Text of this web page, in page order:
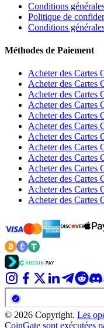
Conditions
Politique de
Conditions
Méthodes de Paiement
Acheter des Cartes
Acheter des Cartes
Acheter des Cartes
Acheter des Cartes
Acheter des Cartes
Acheter des Cartes
Acheter des Cartes
Acheter des Cartes
Acheter des Cartes
Acheter des Cartes
Acheter des Cartes
Acheter des Cartes
Acheter des Cartes
© 2026 Copyright. Les
CoinGate sont exécutées